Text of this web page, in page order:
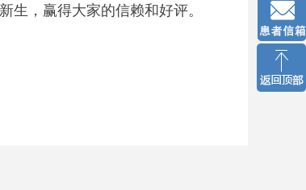
生，赢得大家的信赖和好评。